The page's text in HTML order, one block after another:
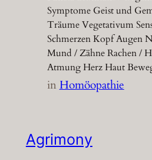
Symptome Geist und
Träume Vegetativum
Schmerzen Kopf Augen
Mund / Zähne Rachen /
Atmung Herz Haut
inHomöopathie
Agrimony